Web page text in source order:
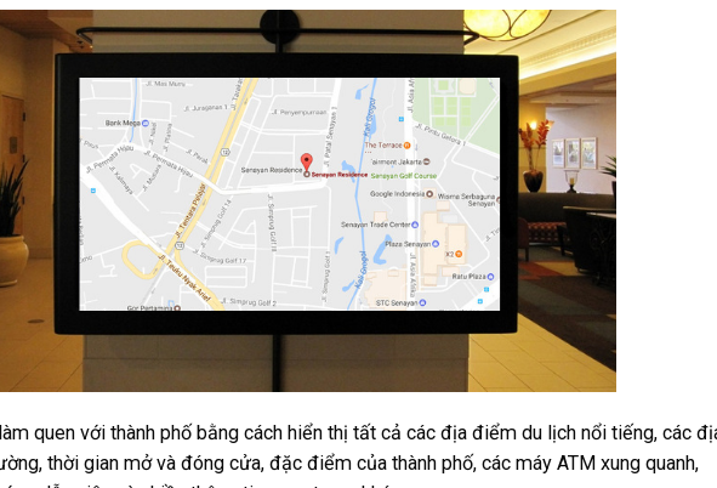
quen với thành phố bằng cách hiển thị tất cả các địa điểm du lịch nổi tiếng, các
thời gian mở và đóng cửa, đặc điểm của thành phố, các máy ATM xung quanh,